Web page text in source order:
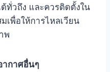
ทั่วถึง และควรติดตั้งใน
เพื่อให้การไหลเวียน
พ
ากาศอื่นๆ